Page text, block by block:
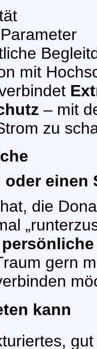
mit
– mit
zu
oder einen
die
gern
kann